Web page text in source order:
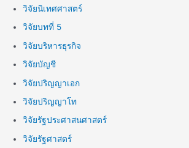
วิจัยนิเทศศาสตร์
วิจัยบทที่ 5
วิจัยบริหารธุรกิจ
วิจัยบัญชี
วิจัยปริญญาเอก
วิจัยปริญญาโท
วิจัยรัฐประศาสนศาสตร์
วิจัยรัฐศาสตร์